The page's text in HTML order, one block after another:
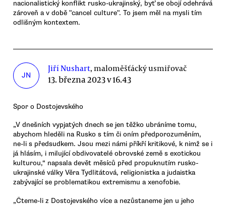
nacionalistický konflikt rusko-ukrajinský, byť se obojí odehrává
zároveň a v době "cancel culture". To jsem měl na mysli tím
odlišným kontextem.
JN
Jiří Nushart, maloměšťácký usmiřovač
13. března 2023 v 16.43
Spor o Dostojevského
„V dnešních vypjatých dnech se jen těžko ubráníme tomu,
abychom hleděli na Rusko s tím či oním předporozuměním,
ne-li s předsudkem. Jsou mezi námi příkří kritikové, k nimž se i
já hlásím, i milující obdivovatelé obrovské země s exotickou
kulturou,“ napsala devět měsíců před propuknutím rusko-
ukrajinské války Věra Tydlitátová, religionistka a judaistka
zabývající se problematikou extremismu a xenofobie.
„Čteme-li z Dostojevského více a nezůstaneme jen u jeho